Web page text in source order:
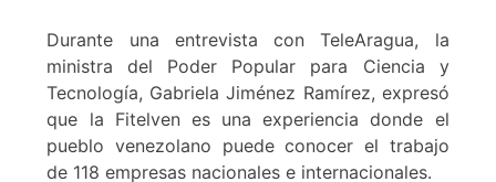
Durante una entrevista con TeleAragua, la
ministra del Poder Popular para Ciencia y
Tecnología, Gabriela Jiménez Ramírez, expresó
que la Fitelven es una experiencia donde el
pueblo venezolano puede conocer el trabajo
de 118 empresas nacionales e internacionales.